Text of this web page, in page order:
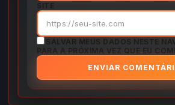
SITE
SALVAR MEUS DADOS NESTE
PARA A PRÓXIMA VEZ QUE EU